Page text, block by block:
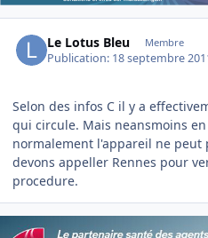
Le Lotus Bleu Membre
Publication: 18 septembre
Selon des infos C il y a
qui circule. Mais neansmoins
normalement l'appareil ne peut
devons appeller Rennes pour
procedure.